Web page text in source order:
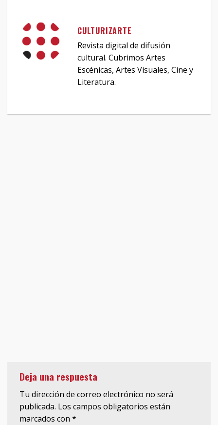
CULTURIZARTE
Revista digital de difusión
cultural. Cubrimos Artes
Escénicas, Artes Visuales, Cine y
Literatura.
Deja una respuesta
Tu dirección de correo electrónico no será
publicada. Los campos obligatorios están
marcados con *